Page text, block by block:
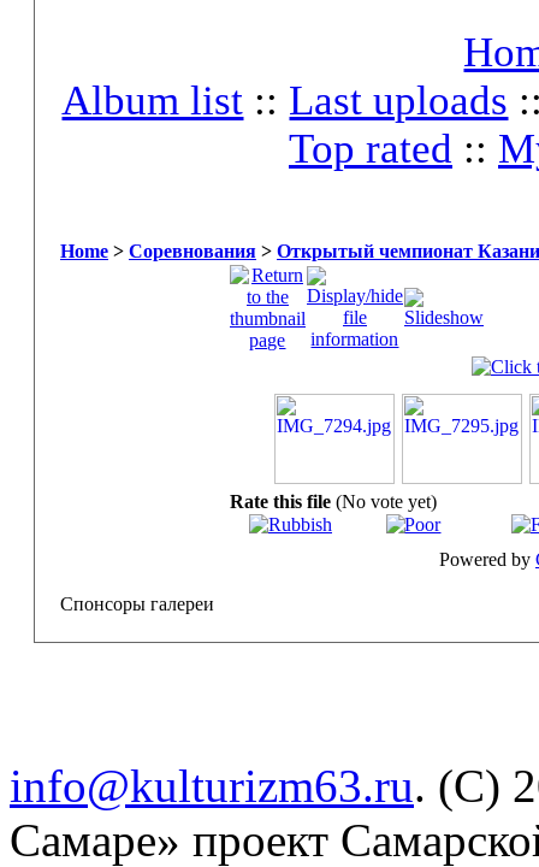
Album list :: Last uploads
Top rated ::
Home > Соревнования > Открытый чемпионат Казани
Rate this file (No vote yet)
Powered by
Спонсоры галереи
info@kulturizm63.ru. (C)
Самаре» проект